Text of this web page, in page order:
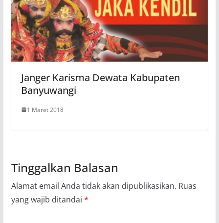
Janger Karisma Dewata Kabupaten
Banyuwangi
1 Maret 2018
Tinggalkan Balasan
Alamat email Anda tidak akan dipublikasikan. Ruas
yang wajib ditandai *